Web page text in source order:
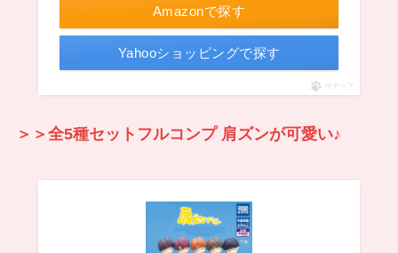
Amazonで探す
Yahooショッピングで探す
ポチップ
＞＞全5種セットフルコンプ 肩ズンが可愛い♪